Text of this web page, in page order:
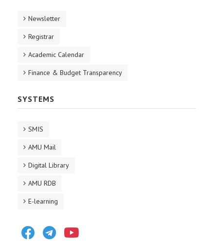
Newsletter
Registrar
Academic Calendar
Finance & Budget Transparency
SYSTEMS
SMIS
AMU Mail
Digital Library
AMU RDB
E-learning
FacebookTelegram